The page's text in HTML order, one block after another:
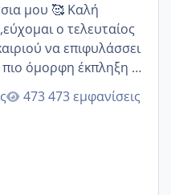
μου 🥰 Καλή
ο τελευταίος
να επιφυλάσσει
όμορφη έκπληξη 🧿
@Παρασκευαιδου
@Christi.D.
473 εμφανίσεις